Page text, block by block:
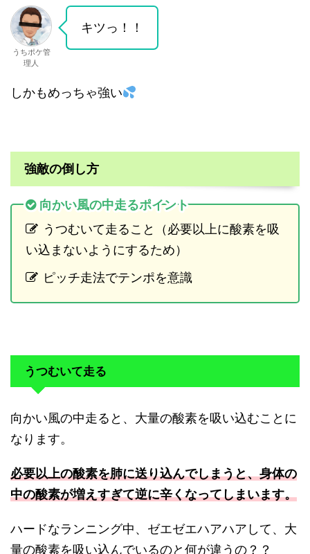
うちポケ管
理人
キツっ！！
しかもめっちゃ強い
強敵の倒し方
向かい風の中走るポイント
うつむいて走ること（必要以上に酸素を吸
い込まないようにするため）
ピッチ走法でテンポを意識
うつむいて走る
向かい風の中走ると、大量の酸素を吸い込むことに
なります。
必要以上の酸素を肺に送り込んでしまうと、身体の
中の酸素が増えすぎて逆に辛くなってしまいます。
ハードなランニング中、ゼエゼエハアハアして、大
量の酸素を吸い込んでいるのと何が違うの？？